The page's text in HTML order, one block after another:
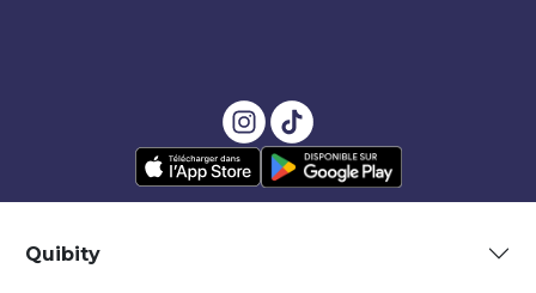
Quibity